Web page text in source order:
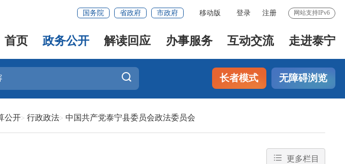
国务院 省政府 市政府 移动版 登录 注册 网站支持IPv6
首页 政务公开 解读回应 办事服务 互动交流 走进泰宁
长者模式 无障碍浏览
公开 行政政法 中国共产党泰宁县委员会政法委员会
更多栏目